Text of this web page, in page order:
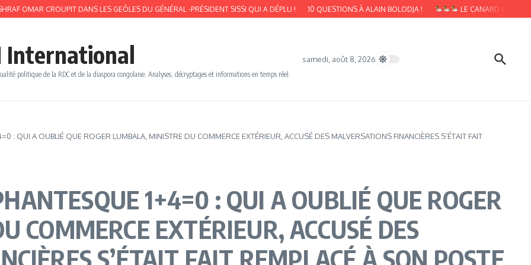
CROUPIT DANS LES GEÔLES DU GÉNÉRAL -PRÉSIDENT SISSI QUI A DÉPLU ! 10 QUESTIONS À ALAIN BOLODJA ! LE CANARD ENCHAINÉ : LE
International
politique de la RDC et de la diaspora congolaise. Analyses, décryptages et informations en temps réel.
samedi, août 8, 2026
: QUI A OUBLIÉ QUE ROGER LUMBALA, MINISTRE DU COMMERCE EXTÉRIEUR, ACCUSÉ DES MALVERSATIONS FINANCIÈRES S’ÉTAIT FAIT
1+4=0 : QUI A OUBLIÉ QUE ROGER
COMMERCE EXTÉRIEUR, ACCUSÉ DES
S’ÉTAIT FAIT REMPLACÉ À SON POSTE